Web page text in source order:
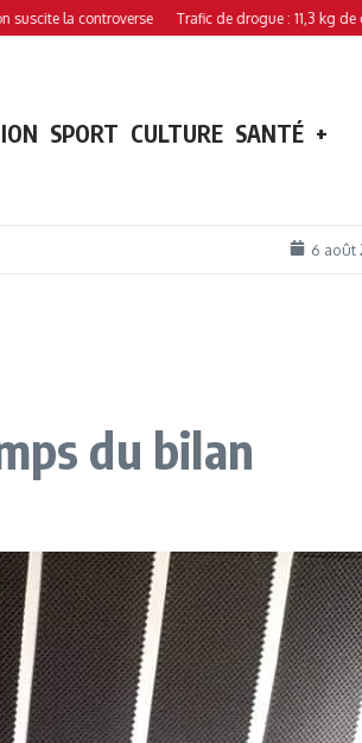
la controverse Trafic de drogue : 11,3 kg de
SPORT CULTURE SANTÉ +
6 août
du bilan